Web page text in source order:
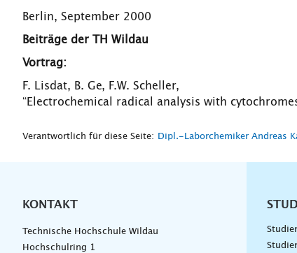
Berlin, September 2000
Beiträge der TH Wildau
Vortrag:
F. Lisdat, B. Ge, F.W. Scheller,
“Electrochemical radical analysis with
Verantwortlich für diese Seite: Dipl.-Laborchemiker Andreas
KONTAKT
Technische Hochschule Wildau
Hochschulring 1